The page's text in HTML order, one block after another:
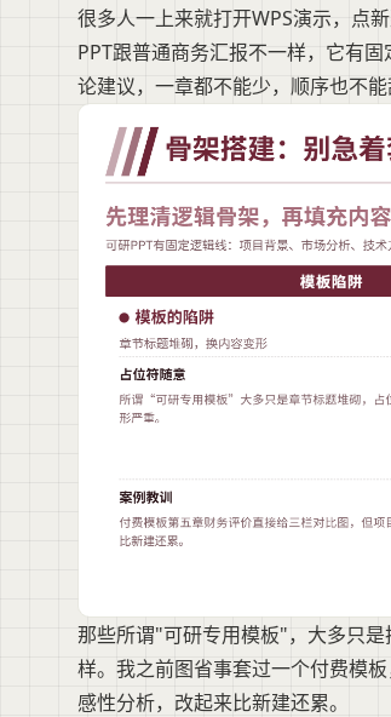
很多人一上来就打开WPS演示，点
PPT跟普通商务汇报不一样，它有
论建议，一章都不能少，顺序也不能
那些所谓"可研专用模板"，大多只
样。我之前图省事套过一个付费模
感性分析，改起来比新建还累。